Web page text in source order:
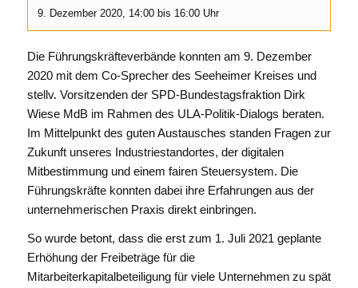
9. Dezember 2020, 14:00 bis 16:00 Uhr
Die Führungskräfteverbände konnten am 9. Dezember
2020 mit dem Co-Sprecher des Seeheimer Kreises und
stellv. Vorsitzenden der SPD-Bundestagsfraktion Dirk
Wiese MdB im Rahmen des ULA-Politik-Dialogs beraten.
Im Mittelpunkt des guten Austausches standen Fragen zur
Zukunft unseres Industriestandortes, der digitalen
Mitbestimmung und einem fairen Steuersystem. Die
Führungskräfte konnten dabei ihre Erfahrungen aus der
unternehmerischen Praxis direkt einbringen.
So wurde betont, dass die erst zum 1. Juli 2021 geplante
Erhöhung der Freibeträge für die
Mitarbeiterkapitalbeteiligung für viele Unternehmen zu spät